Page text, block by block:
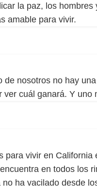
la paz, los
amable para vivir.
de nosotros no hay
ver cuál ganará. Y uno
para vivir en
en todos los
no ha vacilado desde